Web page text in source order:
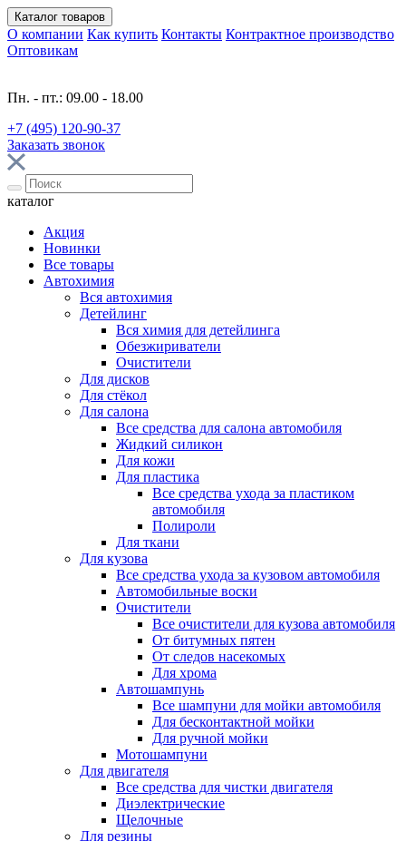
Каталог товаров
О компании Как купить Контакты Контрактное производство
Оптовикам
Пн. - пт.: 09.00 - 18.00
+7 (495) 120-90-37
Заказать звонок
каталог
Акция
Новинки
Все товары
Автохимия
Вся автохимия
Детейлинг
Вся химия для детейлинга
Обезжириватели
Очистители
Для дисков
Для стёкол
Для салона
Все средства для салона автомобиля
Жидкий силикон
Для кожи
Для пластика
Все средства ухода за пластиком
автомобиля
Полироли
Для ткани
Для кузова
Все средства ухода за кузовом автомобиля
Автомобильные воски
Очистители
Все очистители для кузова автомобиля
От битумных пятен
От следов насекомых
Для хрома
Автошампунь
Все шампуни для мойки автомобиля
Для бесконтактной мойки
Для ручной мойки
Мотошампуни
Для двигателя
Все средства для чистки двигателя
Диэлектрические
Щелочные
Для резины